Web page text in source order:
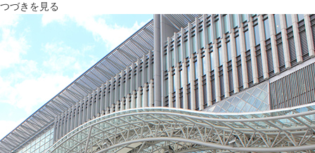
つづきを見る